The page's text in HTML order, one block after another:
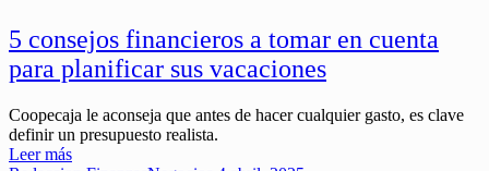
5 consejos financieros a tomar en cuenta
para planificar sus vacaciones
Coopecaja le aconseja que antes de hacer cualquier gasto, es clave
definir un presupuesto realista.
Leer más